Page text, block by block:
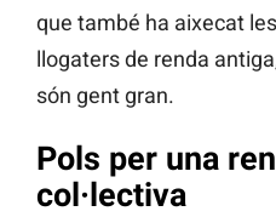
que també ha aixecat
llogaters de renda
són gent gran.
Pols per una
col·lectiva